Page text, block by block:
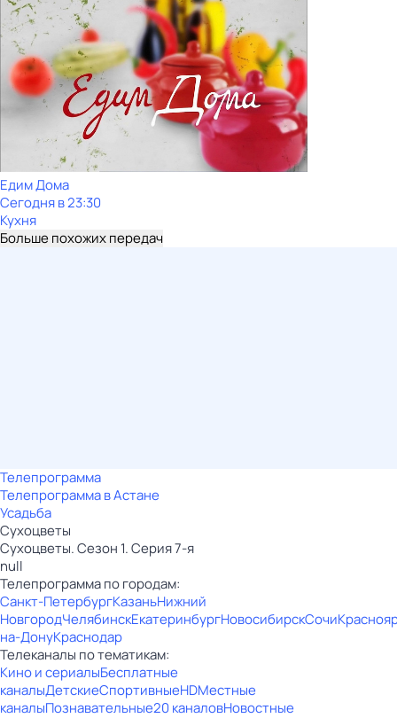
Едим Дома
Сегодня в 23:30
Кухня
Больше похожих передач
Телепрограмма
Телепрограмма в Астане
Усадьба
Сухоцветы
Сухоцветы. Сезон 1. Серия 7-я
null
Телепрограмма по городам:
Санкт-ПетербургКазаньНижний
НовгородЧелябинскЕкатеринбургНовосибирскСочи
на-ДонуКраснодар
Телеканалы по тематикам:
Кино и сериалыБесплатные
каналыДетскиеСпортивныеHDМестные
каналыПознавательные20 каналовНовостные